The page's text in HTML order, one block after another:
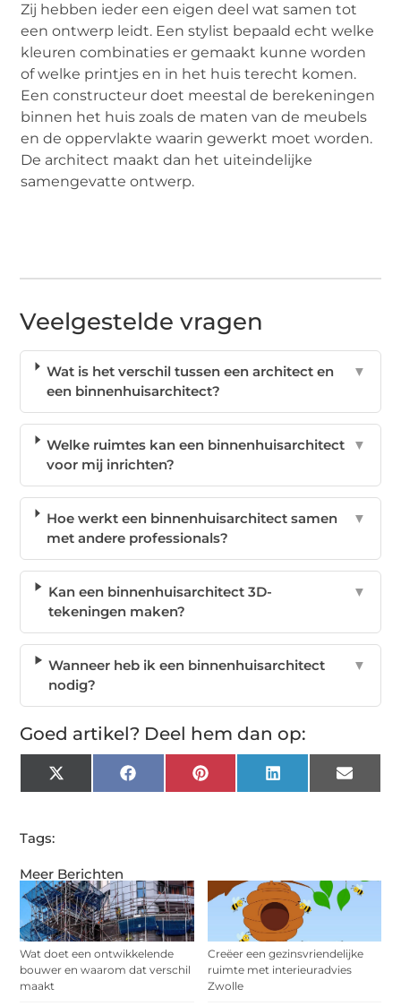
Meer Berichten
Wat doet een ontwikkelende
bouwer en waarom dat verschil
maakt
Creëer een gezinsvriendelijke
ruimte met interieuradvies
Zwolle
Zij hebben ieder een eigen deel wat samen tot
een ontwerp leidt. Een stylist bepaald echt welke
kleuren combinaties er gemaakt kunne worden
of welke printjes en in het huis terecht komen.
Een constructeur doet meestal de berekeningen
binnen het huis zoals de maten van de meubels
en de oppervlakte waarin gewerkt moet worden.
De architect maakt dan het uiteindelijke
samengevatte ontwerp.
Veelgestelde vragen
Wat is het verschil tussen een architect en
een binnenhuisarchitect?
▼
Welke ruimtes kan een binnenhuisarchitect
voor mij inrichten?
▼
Hoe werkt een binnenhuisarchitect samen
met andere professionals?
▼
Kan een binnenhuisarchitect 3D-
tekeningen maken?
▼
Wanneer heb ik een binnenhuisarchitect
nodig?
▼
Goed artikel? Deel hem dan op:
X
(Twitter)
FacebookPinterest LinkedIn Email
Tags: